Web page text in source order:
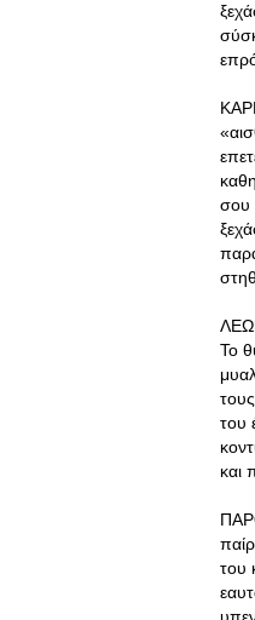
σου
Το
του
και
του